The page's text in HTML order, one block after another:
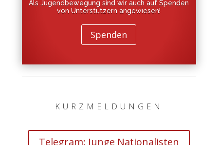
Als Jugendbewegung sind wir auch auf Spenden
von Unterstützern angewiesen!
Spenden
KURZMELDUNGEN
Telegram: Junge Nationalisten